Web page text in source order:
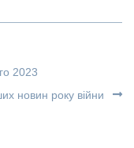
2023
новин року війни